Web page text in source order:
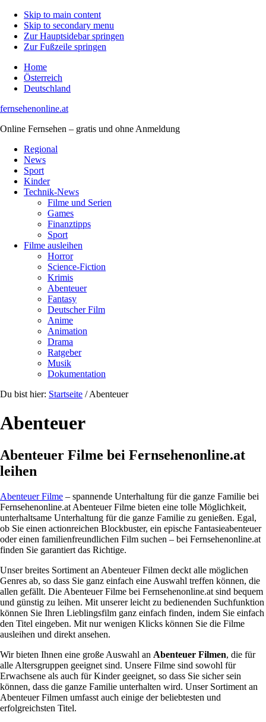
Skip to main content
Skip to secondary menu
Zur Hauptsidebar springen
Zur Fußzeile springen
Home
Österreich
Deutschland
fernsehenonline.at
Online Fernsehen – gratis und ohne Anmeldung
Regional
News
Sport
Kinder
Technik-News
Filme und Serien
Games
Finanztipps
Sport
Filme ausleihen
Horror
Science-Fiction
Krimis
Abenteuer
Fantasy
Deutscher Film
Anime
Animation
Drama
Ratgeber
Musik
Dokumentation
Du bist hier: Startseite /Abenteuer
Abenteuer
Abenteuer Filme bei Fernsehenonline.at
leihen
Abenteuer Filme – spannende Unterhaltung für die ganze Familie bei
Fernsehenonline.at Abenteuer Filme bieten eine tolle Möglichkeit,
unterhaltsame Unterhaltung für die ganze Familie zu genießen. Egal,
ob Sie einen actionreichen Blockbuster, ein epische Fantasieabenteuer
oder einen familienfreundlichen Film suchen – bei Fernsehenonline.at
finden Sie garantiert das Richtige.
Unser breites Sortiment an Abenteuer Filmen deckt alle möglichen
Genres ab, so dass Sie ganz einfach eine Auswahl treffen können, die
allen gefällt. Die Abenteuer Filme bei Fernsehenonline.at sind bequem
und günstig zu leihen. Mit unserer leicht zu bedienenden Suchfunktion
können Sie Ihren Lieblingsfilm ganz einfach finden, indem Sie einfach
den Titel eingeben. Mit nur wenigen Klicks können Sie die Filme
ausleihen und direkt ansehen.
Wir bieten Ihnen eine große Auswahl an Abenteuer Filmen, die für
alle Altersgruppen geeignet sind. Unsere Filme sind sowohl für
Erwachsene als auch für Kinder geeignet, so dass Sie sicher sein
können, dass die ganze Familie unterhalten wird. Unser Sortiment an
Abenteuer Filmen umfasst auch einige der beliebtesten und
erfolgreichsten Titel.